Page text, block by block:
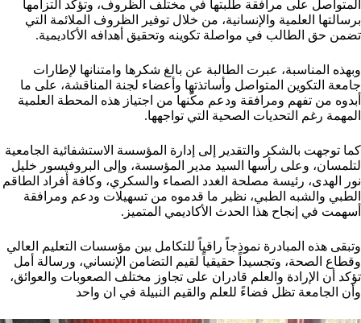
المتواصل على مرافقة طلبتها في مختلف الظروف، وتؤكد التزامها
برسالتها العلمية والإنسانية، من خلال توفير الظروف الملائمة التي
تضمن حق الطالب في مواصلة تكوينه وتحقيق أهدافه الأكاديمية.
وبهذه المناسبة، عبرت الطالبة عن بالغ شكرها وامتنانها لإطارات
جامعة التكوين المتواصل وأساتذتها وأعضاء لجنة المناقشة، على ما
أبدوه من تفهم ومرافقة ودعم مكّنها من اجتياز هذه المحطة العلمية
المهمة رغم التحديات الصحية التي تواجهها.
كما توجهت بالشكر والتقدير إلى إدارة المؤسسة الاستشفائية الجامعية
لتلمسان، وعلى رأسها السيد مدير المؤسسة، وإلى البروفيسور خليل
نور الهدى، رئيسة مصلحة الغدد الصماء والسكري، وكافة أفراد الطاقم
الطبي والشبه الطبي، نظير ما قدموه من تسهيلات ودعم ومرافقة
أسهمت في إنجاح هذا الحدث الأكاديمي المتميز.
وتبقى هذه المبادرة نموذجاً راقياً للتكامل بين مؤسسات التعليم العالي
وقطاع الصحة، وتجسيداً حقيقياً لقيم التضامن الإنساني، ورسالة أمل
تؤكد أن الإرادة والعلم قادران على تجاوز مختلف الصعوبات والعوائق،
وأن الجامعة تظل فضاءً للعلم والقيم النبيلة في ان واحد